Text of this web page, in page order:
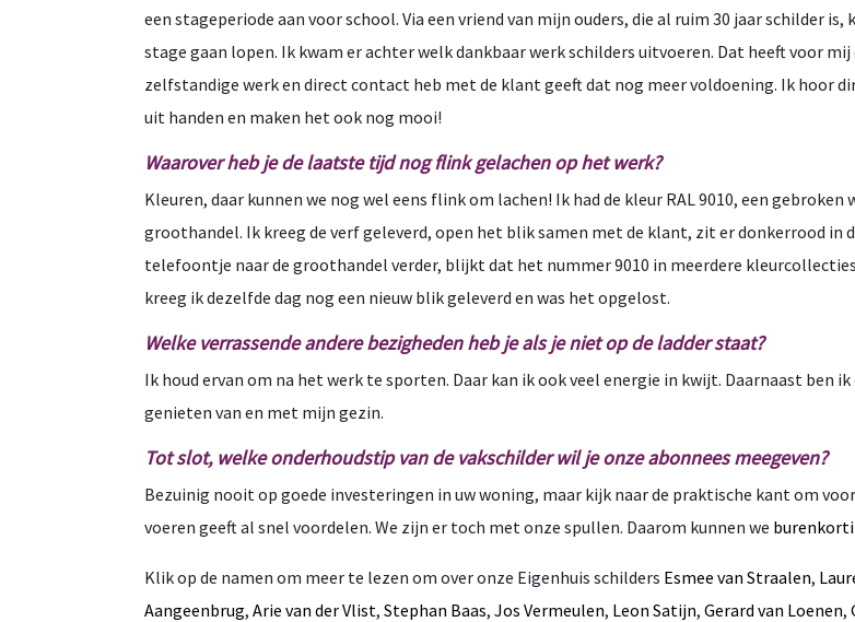
een stageperiode aan voor school. Via een vriend van mijn ouders, die al ruim 30 jaar schilder
stage gaan lopen. Ik kwam er achter welk dankbaar werk schilders uitvoeren. Dat heeft voor
zelfstandige werk en direct contact heb met de klant geeft dat nog meer voldoening. Ik hoor
uit handen en maken het ook nog mooi!
Waarover heb je de laatste tijd nog flink gelachen op het werk?
Kleuren, daar kunnen we nog wel eens flink om lachen! Ik had de kleur RAL 9010, een
groothandel. Ik kreeg de verf geleverd, open het blik samen met de klant, zit er donkerrood
telefoontje naar de groothandel verder, blijkt dat het nummer 9010 in meerdere
kreeg ik dezelfde dag nog een nieuw blik geleverd en was het opgelost.
Welke verrassende andere bezigheden heb je als je niet op de ladder staat?
Ik houd ervan om na het werk te sporten. Daar kan ik ook veel energie in kwijt. Daarnaast ben
genieten van en met mijn gezin.
Tot slot, welke onderhoudstip van de vakschilder wil je onze abonnees meegeven?
Bezuinig nooit op goede investeringen in uw woning, maar kijk naar de praktische kant om
voeren geeft al snel voordelen. We zijn er toch met onze spullen. Daarom kunnen we
Klik op de namen om meer te lezen om over onze Eigenhuis schilders Esmee van Straalen,
Aangeenbrug, Arie van der Vlist, Stephan Baas, Jos Vermeulen, Leon Satijn, Gerard van Loenen,